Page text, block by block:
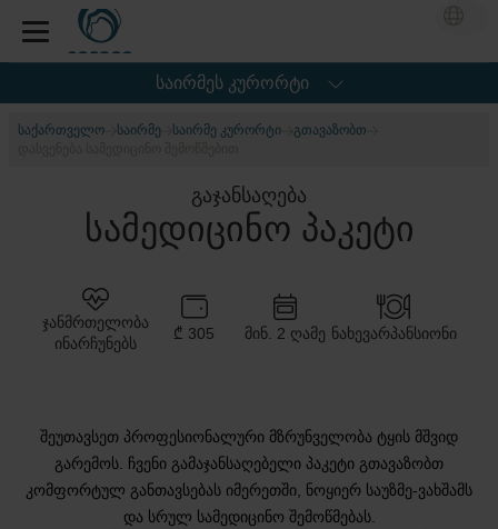
საირმეს კურორტი
ᲡᲐᲥᲐᲠᲗᲕᲔᲚᲝ ᲡᲐᲘᲠᲛᲔ ᲡᲐᲘᲠᲛᲔ ᲙᲣᲠᲝᲠᲢᲘ
ᲒᲗᲐᲕᲐᲖᲝᲑᲗ
გაჯანსაღება
სამედიცინო პაკეტი
ᲯᲐᲜᲛᲠᲗᲔᲚᲝᲑᲐ
ᲘᲜᲐᲠᲩᲣᲜᲔᲑᲡ
₾ 305 ᲛᲘᲜ. 2 ᲦᲐᲛᲔ ᲜᲐᲮᲔᲕᲐᲠᲞᲐᲜᲡᲘᲝᲜᲘ
შეუთავსეთ პროფესიონალური მზრუნველობა ტყის მშვიდ
გარემოს. ჩვენი გამაჯანსაღებელი პაკეტი გთავაზობთ
კომფორტულ განთავსებას იმერეთში, ნოყიერ საუზმე-ვახშამს
და სრულ სამედიცინო შემოწმებას.